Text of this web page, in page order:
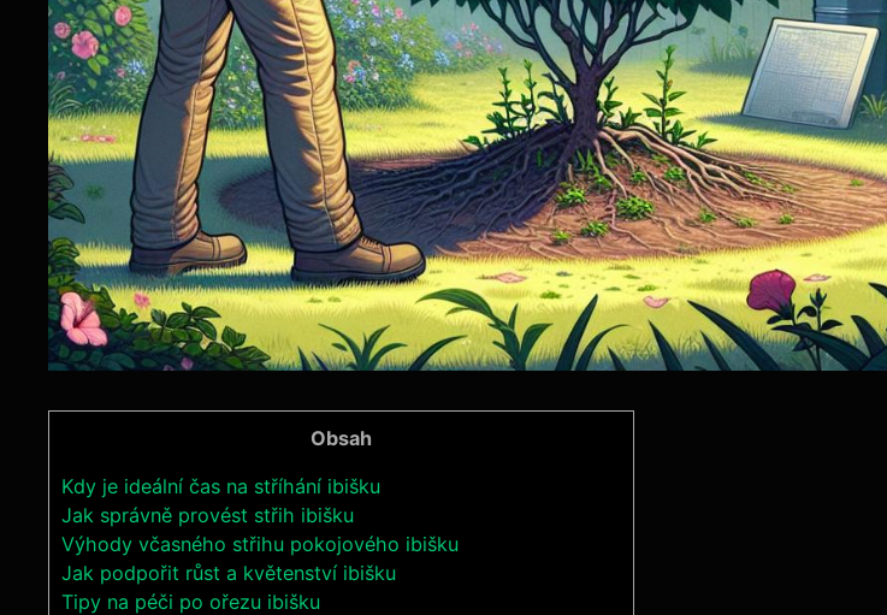
Obsah
Kdy je ideální čas na stříhání ibišku
Jak správně provést střih ibišku
Výhody včasného střihu pokojového ibišku
Jak podpořit růst a květenství ibišku
Tipy na péči po ořezu ibišku